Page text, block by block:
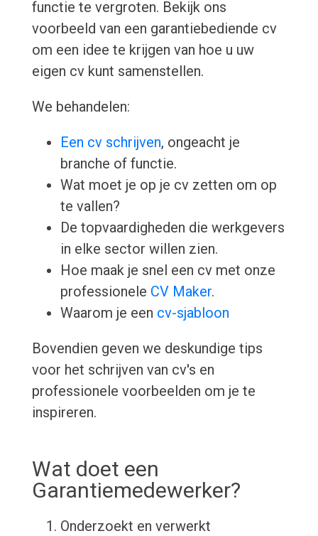
functie te vergroten. Bekijk ons
voorbeeld van een garantiebediende cv
om een idee te krijgen van hoe u uw
eigen cv kunt samenstellen.
We behandelen:
Een cv schrijven, ongeacht je
branche of functie.
Wat moet je op je cv zetten om op
te vallen?
De topvaardigheden die werkgevers
in elke sector willen zien.
Hoe maak je snel een cv met onze
professionele CV Maker.
Waarom je een cv-sjabloon
Bovendien geven we deskundige tips
voor het schrijven van cv's en
professionele voorbeelden om je te
inspireren.
Wat doet een
Garantiemedewerker?
Onderzoekt en verwerkt